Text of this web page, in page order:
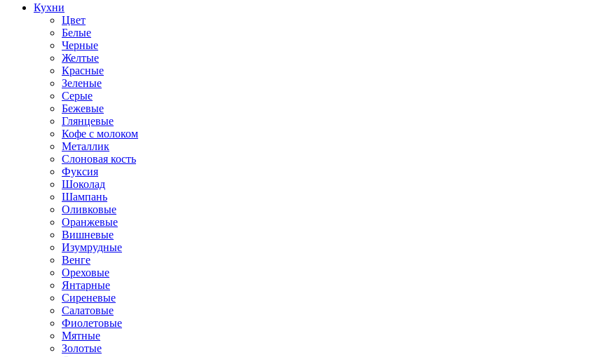
Кухни
Цвет
Белые
Черные
Желтые
Красные
Зеленые
Серые
Бежевые
Глянцевые
Кофе с молоком
Металлик
Слоновая кость
Фуксия
Шоколад
Шампань
Оливковые
Оранжевые
Вишневые
Изумрудные
Венге
Ореховые
Янтарные
Сиреневые
Салатовые
Фиолетовые
Мятные
Золотые